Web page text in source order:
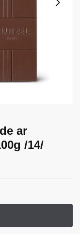
ar
/14/